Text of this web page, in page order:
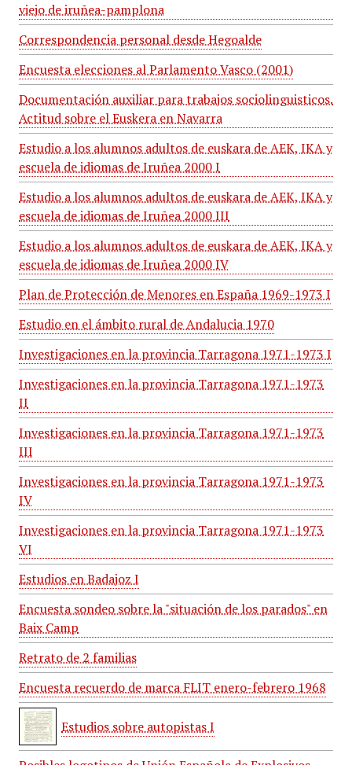
viejo de iruñea-pamplona
Correspondencia personal desde Hegoalde
Encuesta elecciones al Parlamento Vasco (2001)
Documentación auxiliar para trabajos sociolinguisticos.
Actitud sobre el Euskera en Navarra
Estudio a los alumnos adultos de euskara de AEK, IKA y
escuela de idiomas de Iruñea 2000 I
Estudio a los alumnos adultos de euskara de AEK, IKA y
escuela de idiomas de Iruñea 2000 III
Estudio a los alumnos adultos de euskara de AEK, IKA y
escuela de idiomas de Iruñea 2000 IV
Plan de Protección de Menores en España 1969-1973 I
Estudio en el ámbito rural de Andalucia 1970
Investigaciones en la provincia Tarragona 1971-1973 I
Investigaciones en la provincia Tarragona 1971-1973
II
Investigaciones en la provincia Tarragona 1971-1973
III
Investigaciones en la provincia Tarragona 1971-1973
IV
Investigaciones en la provincia Tarragona 1971-1973
VI
Estudios en Badajoz I
Encuesta sondeo sobre la "situación de los parados" en
Baix Camp
Retrato de 2 familias
Encuesta recuerdo de marca FLIT enero-febrero 1968
Estudios sobre autopistas I